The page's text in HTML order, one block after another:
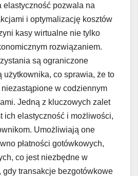
elastyczność pozwala na
i optymalizację kosztów
kasy wirtualne nie tylko
rozwiązaniem.
są ograniczone
użytkownika, co sprawia, że to
w codziennym
Jedną z kluczowych zalet
ich elastyczność i możliwości,
Umożliwiają one
płatności gotówkowych,
co jest niezbędne w
gdy transakcje bezgotówkowe